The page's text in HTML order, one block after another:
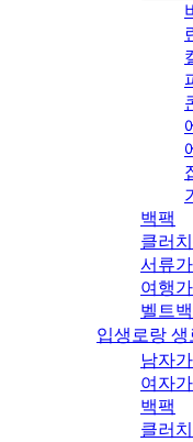
백팩
클러
서류
여행
벨트
입생로랑 생
남자
여자
백팩
클러